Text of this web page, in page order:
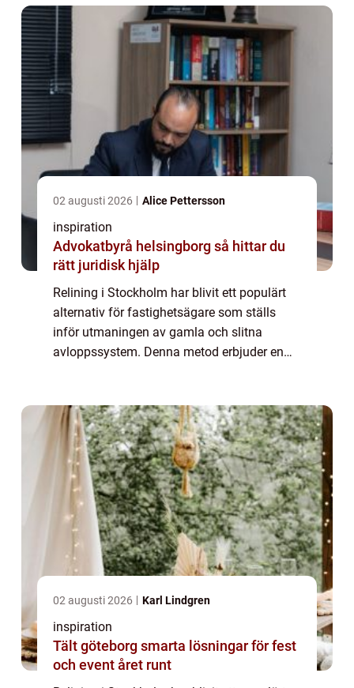
02 augusti 2026 Alice Pettersson
inspiration
Advokatbyrå helsingborg så hittar du
rätt juridisk hjälp
Relining i Stockholm har blivit ett populärt
alternativ för fastighetsägare som ställs
inför utmaningen av gamla och slitna
avloppssystem. Denna metod erbjuder en
02 augusti 2026 Karl Lindgren
inspiration
Tält göteborg smarta lösningar för fest
och event året runt